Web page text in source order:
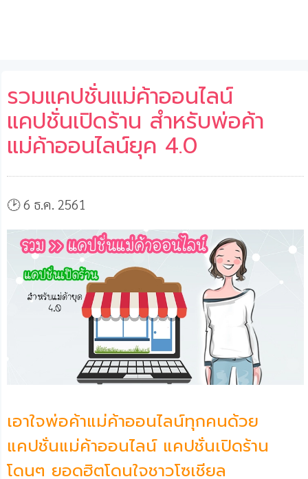
รวมแคปชั่นแม่ค้าออนไลน์
แคปชั่นเปิดร้าน สำหรับพ่อค้า
แม่ค้าออนไลน์ยุค 4.0
🕑 6 ธ.ค. 2561
เอาใจพ่อค้าแม่ค้าออนไลน์ทุกคนด้วย
แคปชั่นแม่ค้าออนไลน์ แคปชั่นเปิดร้าน
โดนๆ ยอดฮิตโดนใจชาวโซเชียล